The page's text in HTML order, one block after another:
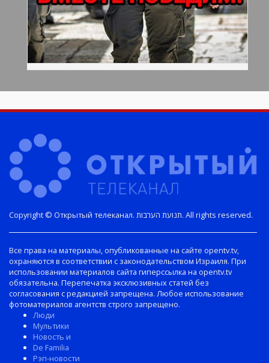
Copyright © Открытый телеканал. תנועת הערבות. All rights reserved.
Все права на материалы, опубликованные на сайте opentv.tv,
охраняются в соответствии с законодательством Израиля. При
использовании материалов сайта гиперссылка на opentv.tv
обязательна. Перепечатка эксклюзивных статей без
согласования с редакцией запрещена. Любое использование
фотоматериалов агентств строго запрещено.
Люди
Мультики
Новость и
De Familia
Рэп-новости